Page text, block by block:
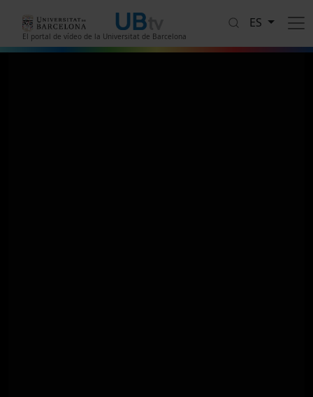
El portal de vídeo de la Universitat de Barcelona
ES